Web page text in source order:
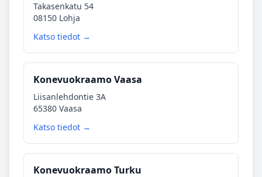
Takasenkatu 54
08150 Lohja
Katso tiedot →
Konevuokraamo Vaasa
Liisanlehdontie 3A
65380 Vaasa
Katso tiedot →
Konevuokraamo Turku